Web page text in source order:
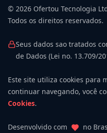
© 2026 Ofertou Tecnologia
Todos os direitos reservados.
Seus dados sao tratados
de Dados (Lei no. 13.709/
Este site utiliza cookies para
continuar navegando, você
Cookies.
Desenvolvido com no